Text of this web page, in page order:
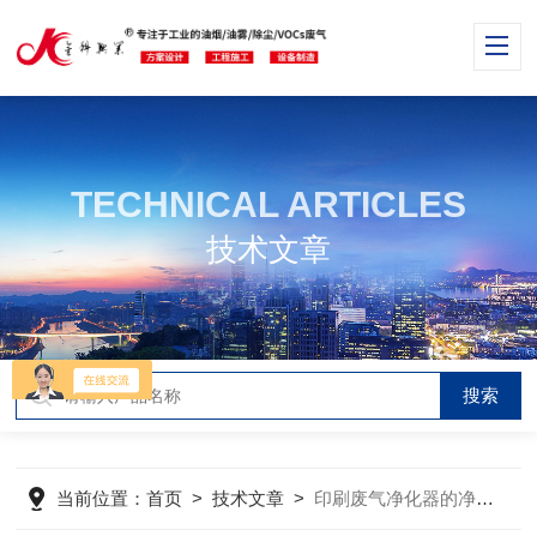
TECHNICAL ARTICLES
技术文章
当前位置：首页 >技术文章 > 印刷废气净化器的净化流程，看了你就懂